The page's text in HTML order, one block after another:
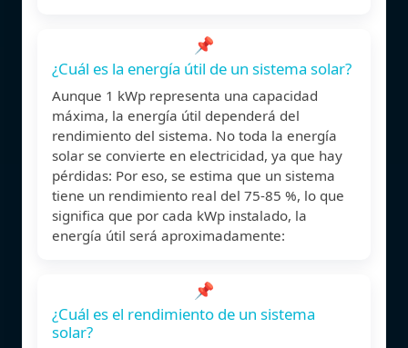
📌
¿Cuál es la energía útil de un sistema solar?
Aunque 1 kWp representa una capacidad
máxima, la energía útil dependerá del
rendimiento del sistema. No toda la energía
solar se convierte en electricidad, ya que hay
pérdidas: Por eso, se estima que un sistema
tiene un rendimiento real del 75-85 %, lo que
significa que por cada kWp instalado, la
energía útil será aproximadamente:
📌
¿Cuál es el rendimiento de un sistema
solar?